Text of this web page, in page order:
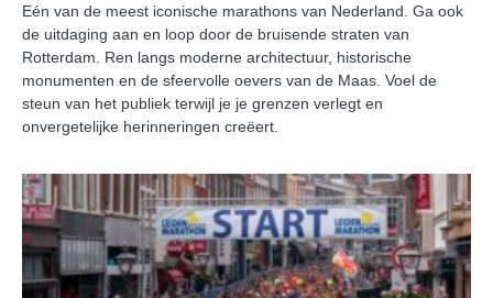
Eén van de meest iconische marathons van Nederland. Ga ook
de uitdaging aan en loop door de bruisende straten van
Rotterdam. Ren langs moderne architectuur, historische
monumenten en de sfeervolle oevers van de Maas. Voel de
steun van het publiek terwijl je je grenzen verlegt en
onvergetelijke herinneringen creëert.